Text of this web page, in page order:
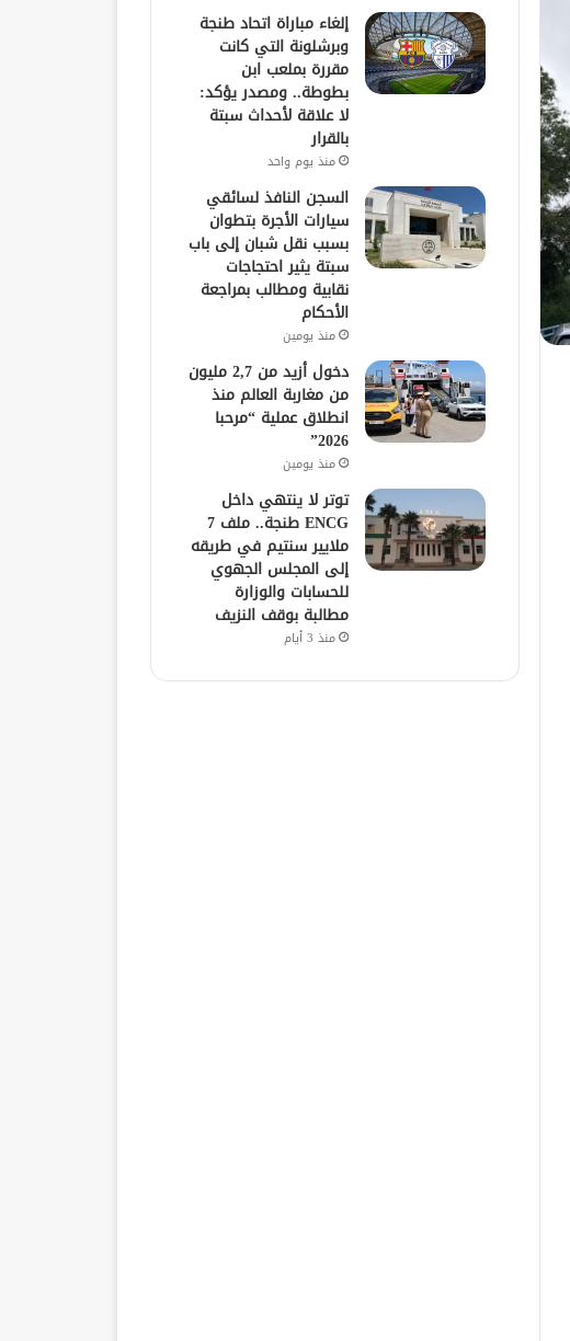
إلغاء مباراة اتحاد طنجة
وبرشلونة التي كانت
مقررة بملعب ابن
بطوطة.. ومصدر يؤكد:
لا علاقة لأحداث سبتة
بالقرار
منذ يوم واحد
السجن النافذ لسائقي
سيارات الأجرة بتطوان
بسبب نقل شبان إلى باب
سبتة يثير احتجاجات
نقابية ومطالب بمراجعة
الأحكام
منذ يومين
دخول أزيد من 2,7 مليون
من مغاربة العالم منذ
انطلاق عملية “مرحبا
2026”
منذ يومين
توتر لا ينتهي داخل
ENCG طنجة.. ملف 7
ملايير سنتيم في طريقه
إلى المجلس الجهوي
للحسابات والوزارة
مطالبة بوقف النزيف
منذ 3 أيام